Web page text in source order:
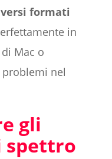
formati
in
Mac o
problemi nel
gli
spettro